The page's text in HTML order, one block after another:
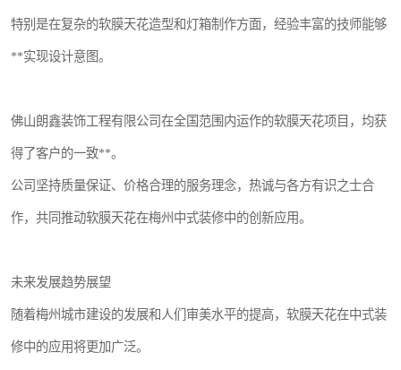
特别是在复杂的软膜天花造型和灯箱制作方面，经验丰富的技师能够
**实现设计意图。
佛山朗鑫装饰工程有限公司在全国范围内运作的软膜天花项目，均获
得了客户的一致**。
公司坚持质量保证、价格合理的服务理念，热诚与各方有识之士合
作，共同推动软膜天花在梅州中式装修中的创新应用。
未来发展趋势展望
随着梅州城市建设的发展和人们审美水平的提高，软膜天花在中式装
修中的应用将更加广泛。